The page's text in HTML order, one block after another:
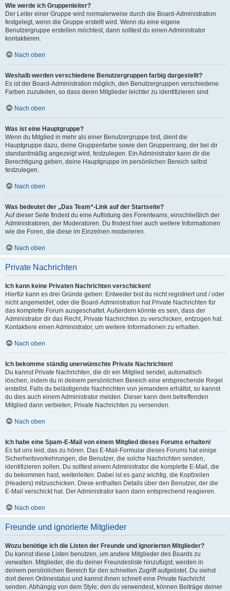
Wie werde ich Gruppenleiter?
Der Leiter einer Gruppe wird normalerweise durch die Board-Administration
festgelegt, wenn die Gruppe erstellt wird. Wenn du eine eigene
Benutzergruppe erstellen möchtest, dann solltest du einen Administrator
kontaktieren.
Nach oben
Weshalb werden verschiedene Benutzergruppen farbig dargestellt?
Es ist der Board-Administration möglich, den Benutzergruppen verschiedene
Farben zuzuteilen, so dass deren Mitglieder leichter zu identifizieren sind.
Nach oben
Was ist eine Hauptgruppe?
Wenn du Mitglied in mehr als einer Benutzergruppe bist, dient die
Hauptgruppe dazu, deine Gruppenfarbe sowie den Gruppenrang, der bei dir
standardmäßig angezeigt wird, festzulegen. Ein Administrator kann dir die
Berechtigung geben, deine Hauptgruppe im persönlichen Bereich selbst
festzulegen.
Nach oben
Was bedeutet der „Das Team“-Link auf der Startseite?
Auf dieser Seite findest du eine Auflistung des Forenteams, einschließlich der
Administratoren, der Moderatoren. Du findest hier auch weitere Informationen
wie die Foren, die diese im Einzelnen moderieren.
Nach oben
Private Nachrichten
Ich kann keine Privaten Nachrichten verschicken!
Hierfür kann es drei Gründe geben: Entweder bist du nicht registriert und / oder
nicht angemeldet, oder die Board-Administration hat Private Nachrichten für
das komplette Forum ausgeschaltet. Außerdem könnte es sein, dass der
Administrator dir das Recht, Private Nachrichten zu verschicken, entzogen hat.
Kontaktiere einen Administrator, um weitere Informationen zu erhalten.
Nach oben
Ich bekomme ständig unerwünschte Private Nachrichten!
Du kannst Private Nachrichten, die dir ein Mitglied sendet, automatisch
löschen, indem du in deinem persönlichen Bereich eine entsprechende Regel
erstellst. Falls du belästigende Nachrichten von jemandem erhältst, so kannst
du dies auch einem Administrator melden. Dieser kann dem betreffenden
Mitglied dann verbieten, Private Nachrichten zu versenden.
Nach oben
Ich habe eine Spam-E-Mail von einem Mitglied dieses Forums erhalten!
Es tut uns leid, das zu hören. Das E-Mail-Formular dieses Forums hat einige
Sicherheitsvorkehrungen, die Benutzer, die solche Nachrichten senden,
identifizieren sollen. Du solltest einem Administrator die komplette E-Mail, die
du bekommen hast, weiterleiten. Dabei ist es ganz wichtig, die Kopfzeilen
(Headers) mitzuschicken. Diese enthalten Details über den Benutzer, der die
E-Mail verschickt hat. Der Administrator kann dann entsprechend reagieren.
Nach oben
Freunde und ignorierte Mitglieder
Wozu benötige ich die Listen der Freunde und ignorierten Mitglieder?
Du kannst diese Listen benutzen, um andere Mitglieder des Boards zu
verwalten. Mitglieder, die du deiner Freundesliste hinzufügst, werden in
deinem persönlichen Bereich für den schnellen Zugriff aufgelistet. Du siehst
dort deren Onlinestatus und kannst ihnen schnell eine Private Nachricht
senden. Abhängig von dem Style, den du verwendest, können Beiträge deiner